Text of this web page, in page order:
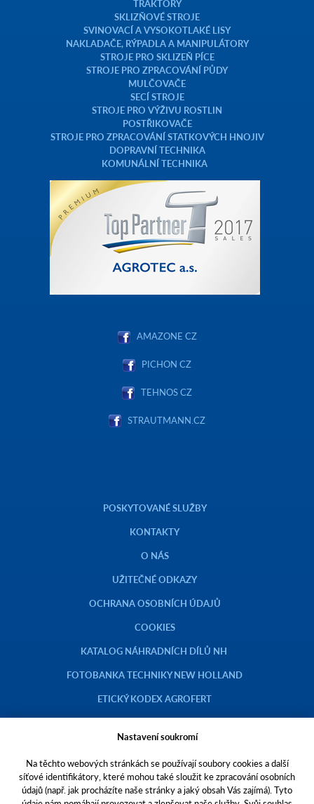
TRAKTORY
SKLIZŇOVÉ STROJE
SVINOVACÍ A VYSOKOTLAKÉ LISY
NAKLADAČE, RÝPADLA A MANIPULÁTORY
STROJE PRO SKLIZEŇ PÍCE
STROJE PRO ZPRACOVÁNÍ PŮDY
MULČOVAČE
SECÍ STROJE
STROJE PRO VÝŽIVU ROSTLIN
POSTŘIKOVAČE
STROJE PRO ZPRACOVÁNÍ STATKOVÝCH HNOJIV
DOPRAVNÍ TECHNIKA
KOMUNÁLNÍ TECHNIKA
AMAZONE CZ
PICHON CZ
TEHNOS CZ
STRAUTMANN.CZ
POSKYTOVANÉ SLUŽBY
KONTAKTY
O NÁS
UŽITEČNÉ ODKAZY
OCHRANA OSOBNÍCH ÚDAJŮ
COOKIES
KATALOG NÁHRADNÍCH DÍLŮ NH
FOTOBANKA TECHNIKY NEW HOLLAND
ETICKÝ KODEX AGROFERT
Copyright © 2023 AGROTEC a.s.
Toto jsou internetové stránky společnosti AGROTEC a. s., se sídlem v
Nastavení soukromí
Na těchto webových stránkách se používají soubory cookies a další
síťové identifikátory, které mohou také sloužit ke zpracování osobních
údajů (např. jak procházíte naše stránky a jaký obsah Vás zajímá). Tyto